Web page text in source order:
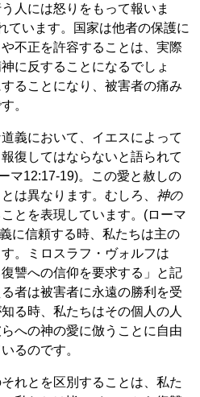
人には怒りをもって報いま
ています。国家は他者の保護に
不正を許容することは、実際
に反することになるでしょ
ることになり、被害者の痛み
。
義において、イエスによって
復してはならないと語られて
マ12:17-19)。この愛と赦しの
は異なります。むしろ、 神の
とを表現しています。(ローマ
に信頼する時、私たちは主の
。ミロスラフ・ヴォルフは
讐への信仰を要求する」と記
者は被害者に永遠の勝利を受
る時、私たちはその個人の人
への神の愛に倣うことに自由
るのです。
れとを区別することは、私た